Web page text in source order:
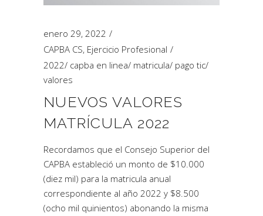
enero 29, 2022
CAPBA CS, Ejercicio Profesional
2022/ capba en linea/ matricula/ pago tic/
valores
NUEVOS VALORES
MATRÍCULA 2022
Recordamos que el Consejo Superior del
CAPBA estableció un monto de $10.000
(diez mil) para la matricula anual
correspondiente al año 2022 y $8.500
(ocho mil quinientos) abonando la misma